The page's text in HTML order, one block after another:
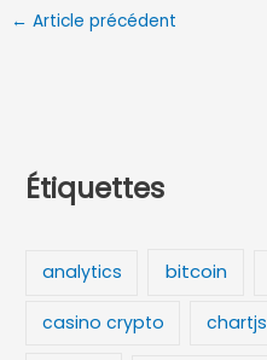
← Article précédent
Étiquettes
analytics bitcoin
casino crypto chartjs